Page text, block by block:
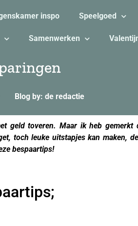
inspo Speelgoed
Samenwerken
Blog by: de redactie
geld toveren. Maar ik heb
toch leuke uitstapjes kan maken,
bespaartips!